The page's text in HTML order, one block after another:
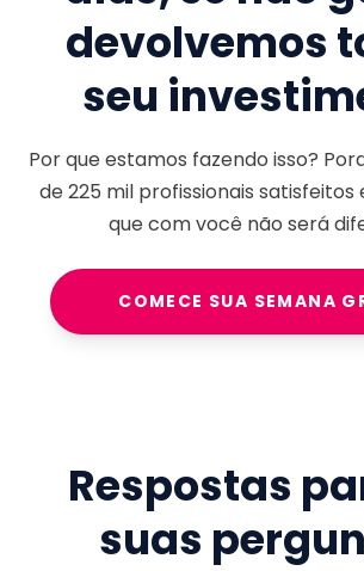
devolvemos
seu
Por que estamos fazendo isso?
de225 milprofissionais satisfeitos
que com você não será
COMECE SUA SEMANA
Respostas
suas